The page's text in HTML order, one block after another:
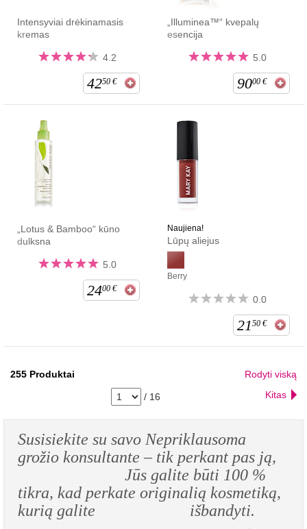
Intensyviai drėkinamasis
kremas
4.2
4250 €
„Illuminea™“ kvepalų
esencija
5.0
9000 €
„Lotus & Bamboo“ kūno
dulksna
5.0
2400 €
Naujiena!
Lūpų aliejus
Berry
0.0
2150 €
255 Produktai Rodyti viską
/ 16 Kitas
Susisiekite su savo Nepriklausoma
grožio konsultante – tik perkant pas ją,
Jūs galite būti 100 %
tikra, kad perkate originalią kosmetiką,
kurią galite išbandyti.